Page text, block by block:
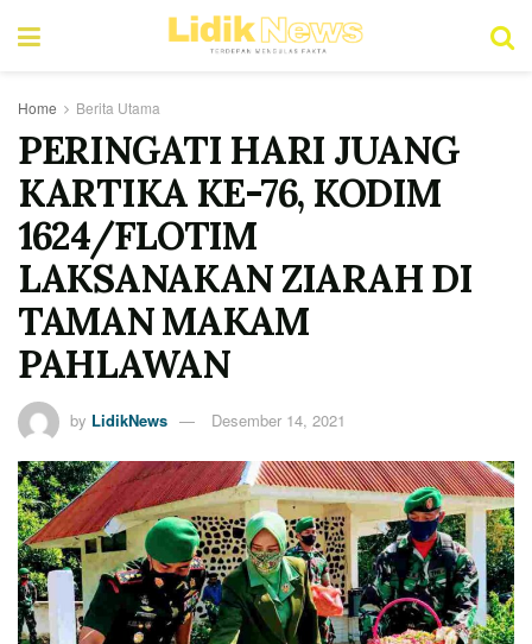
Home Berita Utama
PERINGATI HARI JUANG
KARTIKA KE-76, KODIM
1624/FLOTIM
LAKSANAKAN ZIARAH DI
TAMAN MAKAM
PAHLAWAN
by LidikNews Desember 14, 2021